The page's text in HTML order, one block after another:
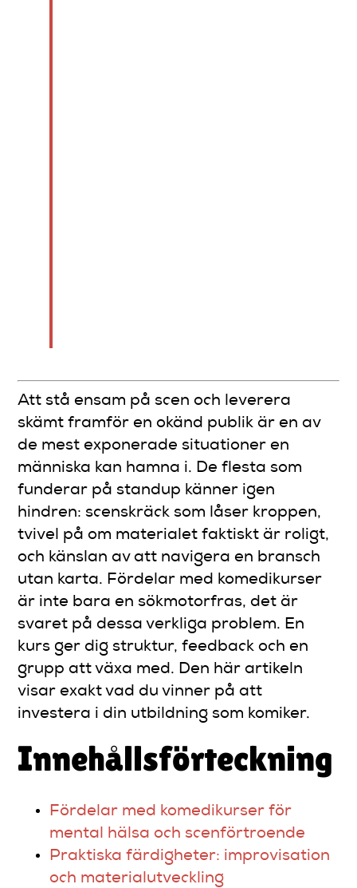
Att stå ensam på scen och leverera
skämt framför en okänd publik är en av
de mest exponerade situationer en
människa kan hamna i. De flesta som
funderar på standup känner igen
hindren: scenskräck som låser kroppen,
tvivel på om materialet faktiskt är roligt,
och känslan av att navigera en bransch
utan karta. Fördelar med komedikurser
är inte bara en sökmotorfras, det är
svaret på dessa verkliga problem. En
kurs ger dig struktur, feedback och en
grupp att växa med. Den här artikeln
visar exakt vad du vinner på att
investera i din utbildning som komiker.
Innehållsförteckning
Fördelar med komedikurser för
mental hälsa och scenförtroende
Praktiska färdigheter: improvisation
och materialutveckling